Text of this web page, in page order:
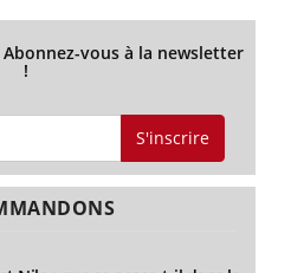
vous à la newsletter
!
S'inscrire